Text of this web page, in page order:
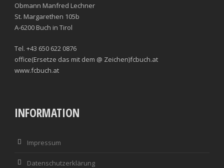
Obmann Manfred Lechner
St. Margarethen 105b
A-6200 Buch in Tirol
Tel. +43 650 622 0876
office(Ersetze das mit dem @ Zeichen)fcbuch.at
www.fcbuch.at
INFORMATION
Impressum
Datenschutzerklärung